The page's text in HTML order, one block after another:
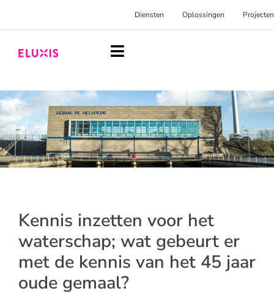
naar
inhoud
Diensten Oplossingen Projecten
Toggle
Homepage
Diensten
Oplossingen
Inspiratie
Blog
English
Kennis inzetten voor het
waterschap; wat gebeurt er
met de kennis van het 45 jaar
oude gemaal?